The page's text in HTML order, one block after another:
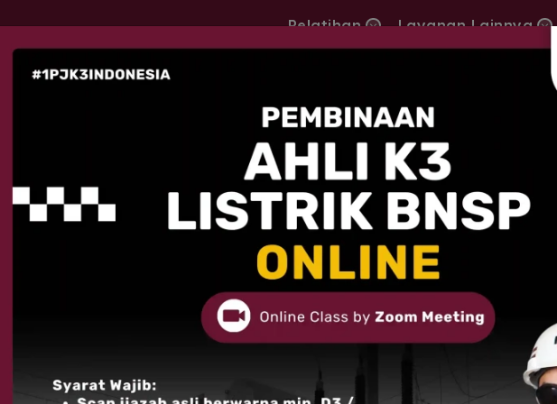
Pelatihan Layanan Lainnya
Kerugian Dari Terbatasnya Penerapan ISO 9001, 14001, Dan 45001